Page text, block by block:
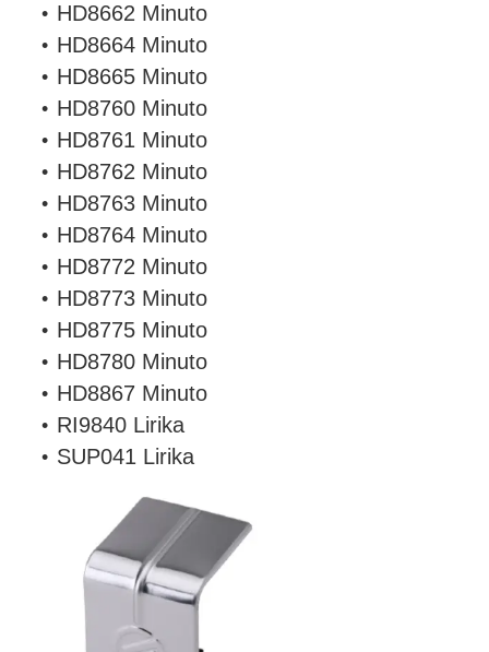
HD8662 Minuto
HD8664 Minuto
HD8665 Minuto
HD8760 Minuto
HD8761 Minuto
HD8762 Minuto
HD8763 Minuto
HD8764 Minuto
HD8772 Minuto
HD8773 Minuto
HD8775 Minuto
HD8780 Minuto
HD8867 Minuto
RI9840 Lirika
SUP041 Lirika